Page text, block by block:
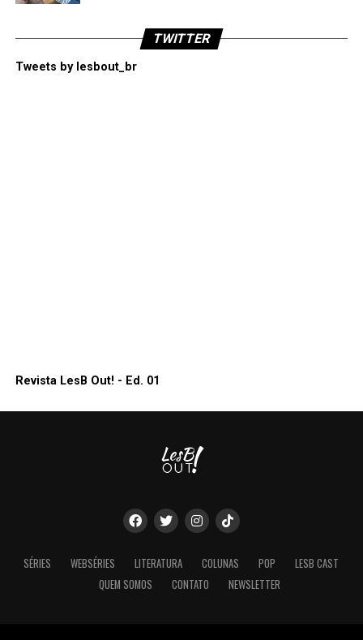
TWITTER
Tweets by lesbout_br
Revista LesB Out! - Ed. 01
SÉRIES WEBSÉRIES LITERATURA COLUNAS POP
LESB CAST
QUEM SOMOS
CONTATO NEWSLETTER